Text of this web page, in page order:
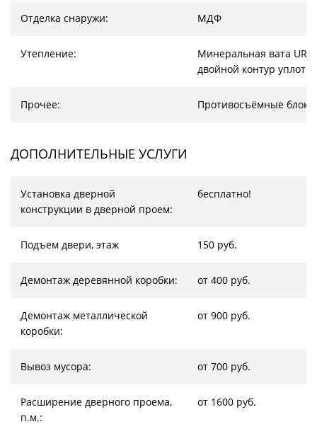
Отделка снаружи: МДФ
Утепление:
Минеральная вата
двойной контур
Прочее: Противосъёмные
ДОПОЛНИТЕЛЬНЫЕ УСЛУГИ
Установка дверной
конструкции в дверной проем:
бесплатно!
Подъем двери, этаж 150 руб.
Демонтаж деревянной коробки: от 400 руб.
Демонтаж металлической
коробки:
от 900 руб.
Вывоз мусора: от 700 руб.
Расширение дверного проема,
п.м.:
от 1600 руб.